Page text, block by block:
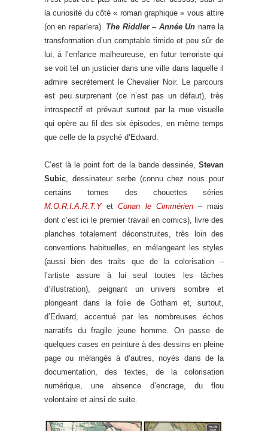
la curiosité du côté « roman graphique » vous attire
(on en reparlera). The Riddler – Année Un narre la
transformation d’un comptable timide et peu sûr de
lui, à l’enfance malheureuse, en futur terroriste qui
se voit tel un justicier dans une ville dans laquelle il
admire secrètement le Chevalier Noir. Le parcours
est peu surprenant (ce n’est pas un défaut), très
introspectif et prévaut surtout par la mue visuelle
qui opère au fil des six épisodes, en même temps
que celle de la psyché d’Edward.
C’est là le point fort de la bande dessinée, Stevan
Subic , dessinateur serbe (connu chez nous pour
certains tomes des chouettes séries
M.O.R.I.A.R.T.YetConan le Cimmérien– mais
dont c’est ici le premier travail en comics), livre des
planches totalement déconstruites, très loin des
conventions habituelles, en mélangeant les styles
(aussi bien des traits que de la colorisation –
l’artiste assure à lui seul toutes les tâches
d’illustration), peignant un univers sombre et
plongeant dans la folie de Gotham et, surtout,
d’Edward, accentué par les nombreuses échos
narratifs du fragile jeune homme. On passe de
quelques cases en peinture à des dessins en pleine
page ou mélangés à d’autres, noyés dans de la
documentation, des textes, de la colorisation
numérique, une absence d’encrage, du flou
volontaire et ainsi de suite.